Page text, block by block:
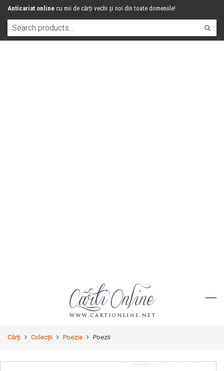
Anticariat online cu mii de cărți vechi și noi din toate domeniile!
Cărți Colecții Poezie Poezii